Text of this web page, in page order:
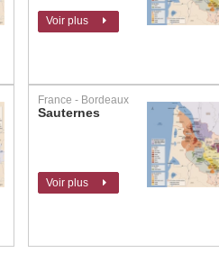
Voir plus
France - Bordeaux
Sauternes
Voir plus